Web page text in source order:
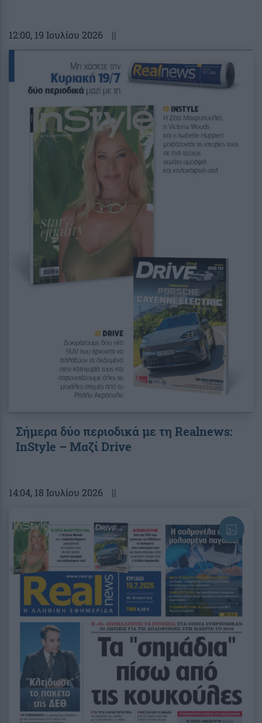
12:00, 19 Ιουλίου 2026 ||
Σήμερα δύο περιοδικά με τη Realnews:
InStyle – Μαζί Drive
14:04, 18 Ιουλίου 2026 ||